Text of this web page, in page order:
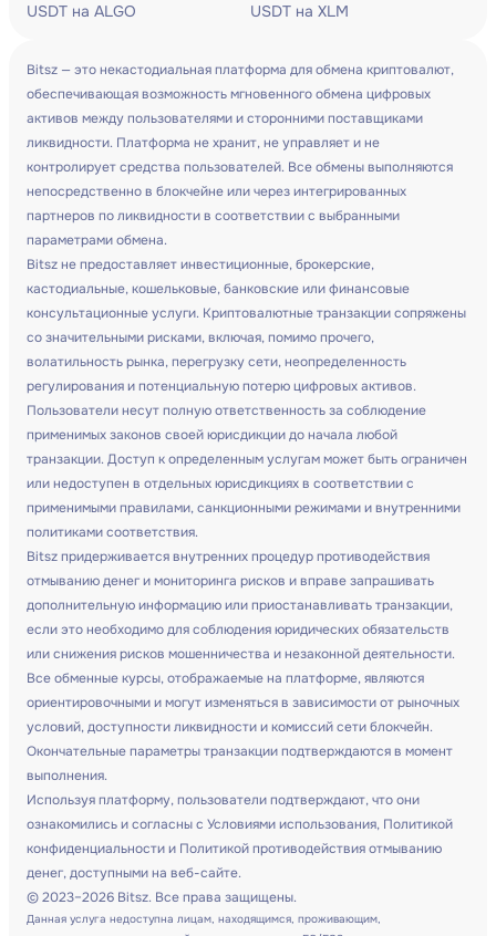
USDT на ALGO
USDT на XLM
Bitsz — это некастодиальная платформа для обмена криптовалют,
обеспечивающая возможность мгновенного обмена цифровых
активов между пользователями и сторонними поставщиками
ликвидности. Платформа не хранит, не управляет и не
контролирует средства пользователей. Все обмены выполняются
непосредственно в блокчейне или через интегрированных
партнеров по ликвидности в соответствии с выбранными
параметрами обмена.
Bitsz не предоставляет инвестиционные, брокерские,
кастодиальные, кошельковые, банковские или финансовые
консультационные услуги. Криптовалютные транзакции сопряжены
со значительными рисками, включая, помимо прочего,
волатильность рынка, перегрузку сети, неопределенность
регулирования и потенциальную потерю цифровых активов.
Пользователи несут полную ответственность за соблюдение
применимых законов своей юрисдикции до начала любой
транзакции. Доступ к определенным услугам может быть ограничен
или недоступен в отдельных юрисдикциях в соответствии с
применимыми правилами, санкционными режимами и внутренними
политиками соответствия.
Bitsz придерживается внутренних процедур противодействия
отмыванию денег и мониторинга рисков и вправе запрашивать
дополнительную информацию или приостанавливать транзакции,
если это необходимо для соблюдения юридических обязательств
или снижения рисков мошенничества и незаконной деятельности.
Все обменные курсы, отображаемые на платформе, являются
ориентировочными и могут изменяться в зависимости от рыночных
условий, доступности ликвидности и комиссий сети блокчейн.
Окончательные параметры транзакции подтверждаются в момент
выполнения.
Используя платформу, пользователи подтверждают, что они
ознакомились и согласны с Условиями использования, Политикой
конфиденциальности и Политикой противодействия отмыванию
денег, доступными на веб-сайте.
© 2023–2026 Bitsz. Все права защищены.
Данная услуга недоступна лицам, находящимся, проживающим,